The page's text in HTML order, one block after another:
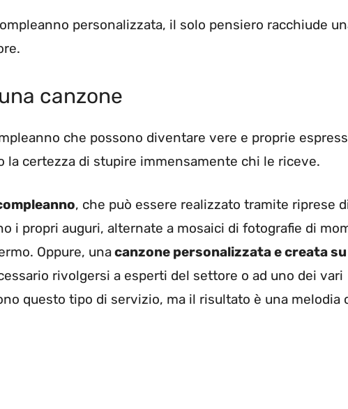
personalizzata, il solo pensiero racchiude
canzone
che possono diventare vere e proprie
la certezza di stupire immensamente chi le riceve.
, che può essere realizzato tramite riprese
i propri auguri, alternate a mosaici di fotografie di
Oppure, unacanzone personalizzata e creata su
rivolgersi a esperti del settore o ad uno dei vari
questo tipo di servizio, ma il risultato è una melodia